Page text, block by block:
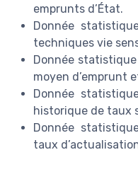
emprunts d’État.
Donnée
techniques vie
Donnée
moyen d’emprunt
Donnée
historique de taux
Donnée
taux